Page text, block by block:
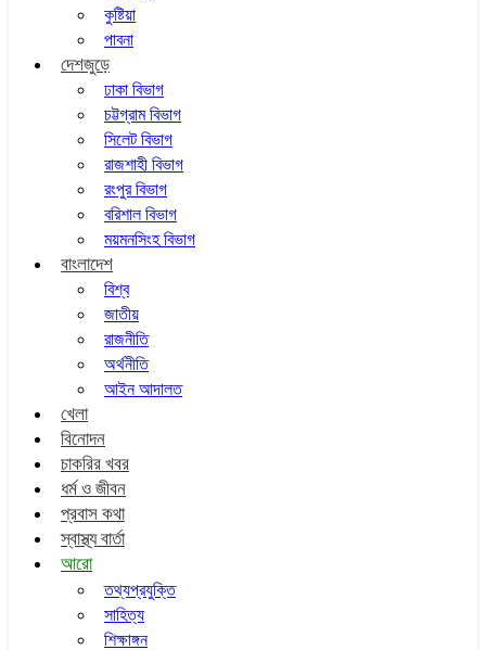
কুষ্টিয়া
পাবনা
দেশজুড়ে
ঢাকা বিভাগ
চট্টগ্রাম বিভাগ
সিলেট বিভাগ
রাজশাহী বিভাগ
রংপুর বিভাগ
বরিশাল বিভাগ
ময়মনসিংহ বিভাগ
বাংলাদেশ
বিশ্ব
জাতীয়
রাজনীতি
অর্থনীতি
আইন আদালত
খেলা
বিনোদন
চাকরির খবর
ধর্ম ও জীবন
প্রবাস কথা
স্বাস্থ্য বার্তা
আরো
তথ্যপ্রযুক্তি
সাহিত্য
শিক্ষাঙ্গন